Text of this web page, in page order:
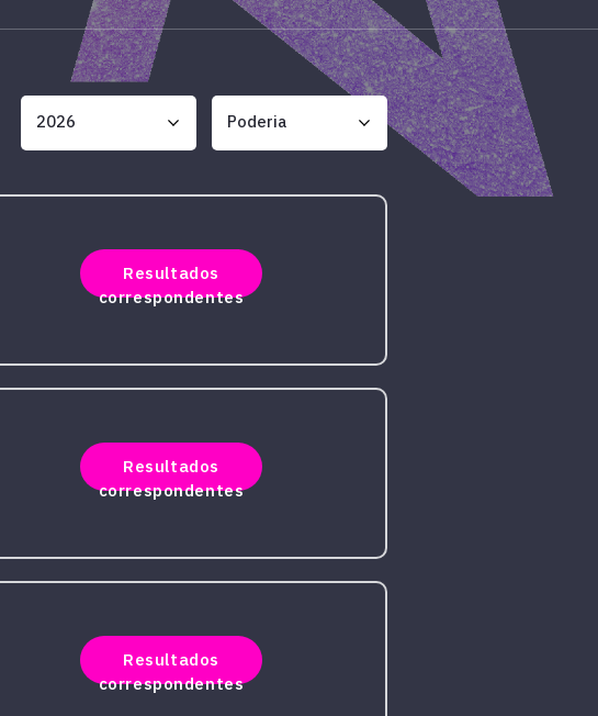
Resultados
correspondentes
Resultados
correspondentes
Resultados
correspondentes